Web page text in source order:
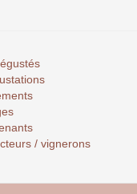
/ vignerons